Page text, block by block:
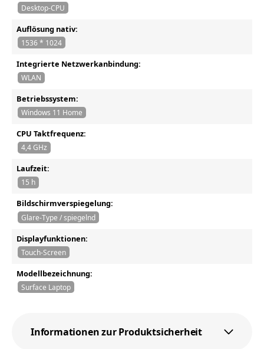
Desktop-CPU
Auflösung nativ:
1536 * 1024
Integrierte Netzwerkanbindung:
WLAN
Betriebssystem:
Windows 11 Home
CPU Taktfrequenz:
4,4 GHz
Laufzeit:
15 h
Bildschirmverspiegelung:
Glare-Type / spiegelnd
Displayfunktionen:
Touch-Screen
Modellbezeichnung:
Surface Laptop
Informationen zur Produktsicherheit